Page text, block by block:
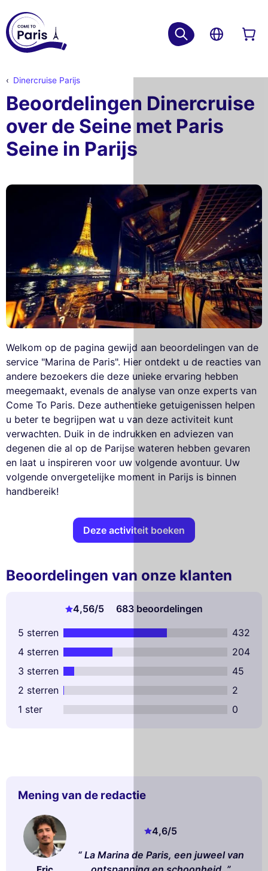
Dinercruise Parijs
Beoordelingen Dinercruise
over de Seine met Paris
Seine in Parijs
Welkom op de pagina gewijd aan beoordelingen van de
service "Marina de Paris". Hier ontdekt u de reacties van
andere bezoekers die deze unieke ervaring hebben
meegemaakt, evenals de analyse van onze experts van
Come To Paris. Deze authentieke getuigenissen helpen
u beter te begrijpen wat u van deze activiteit kunt
verwachten. Duik in de indrukken en adviezen van
degenen die al op de Parijse wateren hebben gevaren
en laat u inspireren voor uw volgende avontuur. Uw
volgende onvergetelijke moment in Parijs is binnen
handbereik!
Deze activiteit boeken
Beoordelingen van onze klanten
4,56/5
683 beoordelingen
5 sterren
432
4 sterren
204
3 sterren
45
2 sterren
2
1 ster
0
Mening van de redactie
4,6/5
La Marina de Paris, een juweel van